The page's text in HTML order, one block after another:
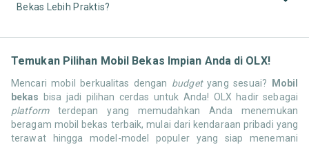
Bekas Lebih Praktis?
Temukan Pilihan Mobil Bekas Impian Anda di OLX!
Mencari mobil berkualitas dengan budgetyang sesuai? Mobil
bekas bisa jadi pilihan cerdas untuk Anda! OLX hadir sebagai
platformterdepan yang memudahkan Anda menemukan
beragam mobil bekas terbaik, mulai dari kendaraan pribadi yang
terawat hingga model-model populer yang siap menemani